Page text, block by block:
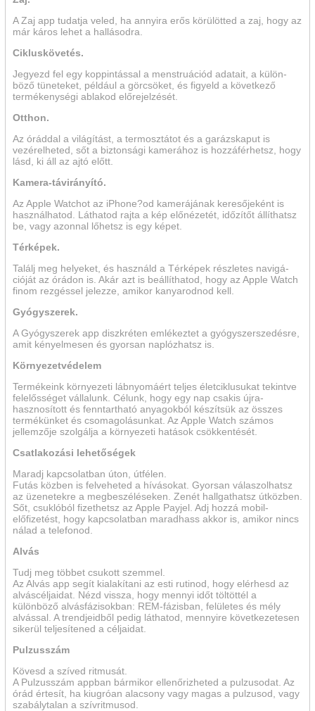
A Zaj app tudatja veled, ha annyira erős körülötted a zaj, hogy az
már káros lehet a hallásodra.
Cikluskövetés.
Jegyezd fel egy koppin­tással a menstruációd adatait, a külön­
böző tüneteket, például a görcsö­ket, és figyeld a következő
termékenységi ablakod előrejelzését.
Otthon.
Az óráddal a világítást, a ter­mosz­tátot és a garázs­kaput is
vezérel­heted, sőt a biztonsági kamerához is hozzáférhetsz, hogy
lásd, ki áll az ajtó előtt.
Kamera-távirányító.
Az Apple Watchot az iPhone?od kamerájának kereső­je­ként is
használhatod. Láthatod rajta a kép elő­nézetét, időzítőt állíthatsz
be, vagy azonnal lőhetsz is egy képet.
Térképek.
Találj meg helyeket, és hasz­náld a Térképek részletes navi­gá­
cióját az órádon is. Akár azt is beállíthatod, hogy az Apple Watch
finom rezgéssel jelezze, amikor kanya­rodnod kell.
Gyógyszerek.
A Gyógyszerek app diszkréten emlékeztet a gyógyszer­szedésre,
amit kényelmesen és gyorsan naplózhatsz is.
Környezet­védelem
Termékeink környezeti lábnyomáért teljes életciklusukat tekintve
felelősséget vállalunk. Célunk, hogy egy nap csakis újra­
hasznosított és fenn­tartható anyagokból készítsük az összes
termékünket és csomagolásunkat. Az Apple Watch számos
jellemzője szolgálja a környezeti hatások csökkentését.
Csatlakozási lehetőségek
Maradj kapcsolatban úton, útfélen.
Futás közben is felveheted a hívásokat. Gyorsan válaszolhatsz
az üzenetekre a megbeszéléseken. Zenét hallgathatsz útközben.
Sőt, csuklóból fizethetsz az Apple Payjel. Adj hozzá mobil-
előfizetést, hogy kapcsolatban maradhass akkor is, amikor nincs
nálad a telefonod.
Alvás
Tudj meg többet csukott szemmel.
Az Alvás app segít kialakítani az esti rutinod, hogy elérhesd az
alváscéljaidat. Nézd vissza, hogy mennyi időt töltöttél a
különböző alvásfázisokban: REM-fázisban, felületes és mély
alvással. A trend­jeid­ből pedig láthatod, mennyire követ­keze­te­sen
sikerül teljesítened a céljaidat.
Pulzusszám
Kövesd a szíved ritmusát.
A Pulzusszám appban bármikor ellenőrizheted a pulzusodat. Az
órád értesít, ha kiugróan alacsony vagy magas a pulzusod, vagy
szabálytalan a szívritmusod.